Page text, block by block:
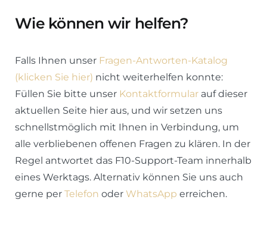
Wie können wir helfen?
Falls Ihnen unser Fragen-Antworten-Katalog
(klicken Sie hier) nicht weiterhelfen konnte:
Füllen Sie bitte unser Kontaktformular auf dieser
aktuellen Seite hier aus, und wir setzen uns
schnellstmöglich mit Ihnen in Verbindung, um
alle verbliebenen offenen Fragen zu klären. In der
Regel antwortet das F10-Support-Team innerhalb
eines Werktags. Alternativ können Sie uns auch
gerne per Telefon oder WhatsApp erreichen.